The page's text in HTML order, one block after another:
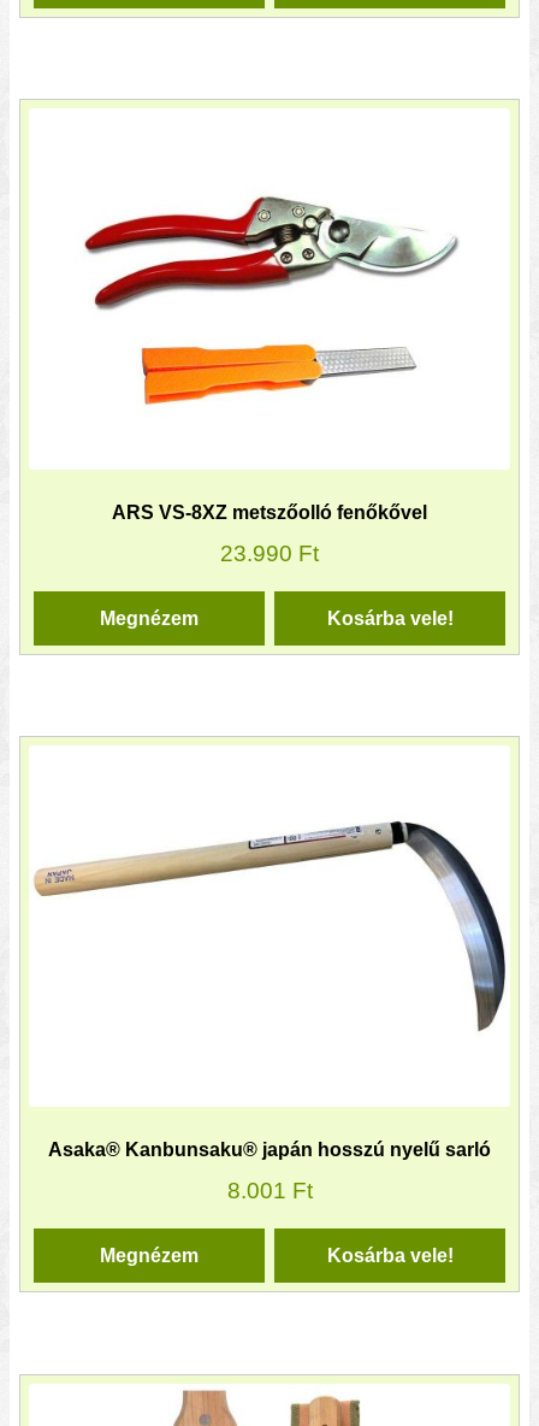
ARS VS-8XZ metszőolló fenőkővel
23.990 Ft
Kosárba vele!
Megnézem
Asaka® Kanbunsaku® japán hosszú nyelű sarló
8.001 Ft
Kosárba vele!
Megnézem